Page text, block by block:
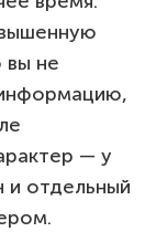
вы не
— у
и отдельный